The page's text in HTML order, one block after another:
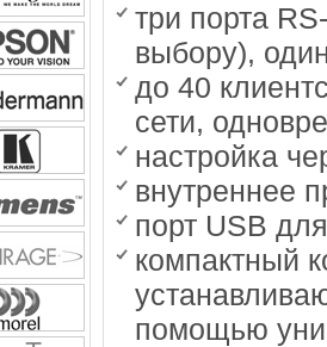
три порта
выбору),
до 40
сети,
настройка
внутреннее
порт USB
компактный
помощью